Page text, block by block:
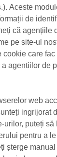
Aceste
de
că agențiile
pe site-ul
cookie care
agentiilor de
web
ingrijorat
urilor, puteți să
pentru a
șterge